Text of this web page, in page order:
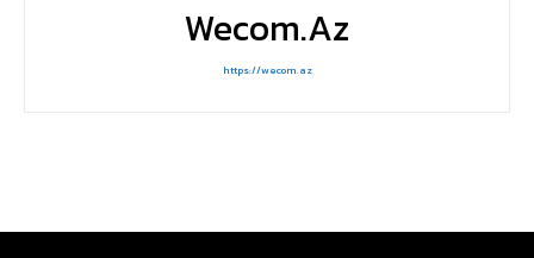
Wecom.az
https://wecom.az